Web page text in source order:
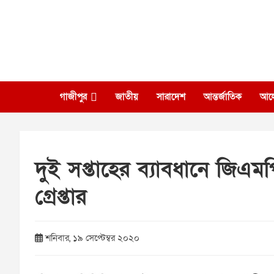
গাজীপুর জাতীয় সারাদেশ আন্তর্জাতিক
দুই সপ্তাহের ব্যাবধানে
গ্রেপ্তার
শনিবার, ১৯ সেপ্টেম্বর ২০২০